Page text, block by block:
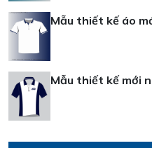
Mẫu thiết kế áo
Mẫu thiết kế mới